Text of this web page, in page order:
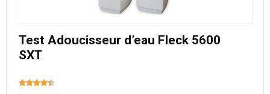
Test Adoucisseur d’eau Fleck 5600
SXT